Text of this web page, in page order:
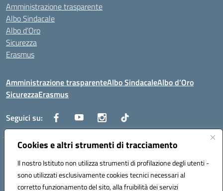
Cookies e altri strumenti di tracciamento
Il nostro Istituto non utilizza strumenti di profilazione degli utenti -
sono utilizzati esclusivamente cookies tecnici necessari al
corretto funzionamento del sito, alla fruibilità dei servizi
Amministrazione trasparente
Albo Sindacale
Albo d’Oro
Sicurezza
Erasmus
Amministrazione trasparenteAlbo SindacaleAlbo d’Oro
SicurezzaErasmus
Seguici su:
Centralino:0885.426034 Email:FGTD02000P@istruzione.it
Posta elettronica certificata (PEC):fgtd02000p@pec.istruzione.it